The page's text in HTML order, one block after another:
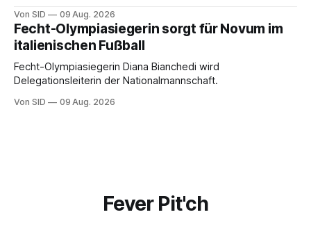
Von SID 09 Aug. 2026
Fecht-Olympiasiegerin sorgt für Novum im
italienischen Fußball
Fecht-Olympiasiegerin Diana Bianchedi wird
Delegationsleiterin der Nationalmannschaft.
Von SID 09 Aug. 2026
Fever Pit'ch